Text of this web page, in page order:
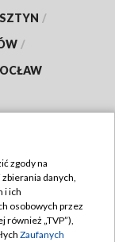
/
/
zgody na
danych,
i ich
osobowych przez
również „TVP”),
Zaufanych